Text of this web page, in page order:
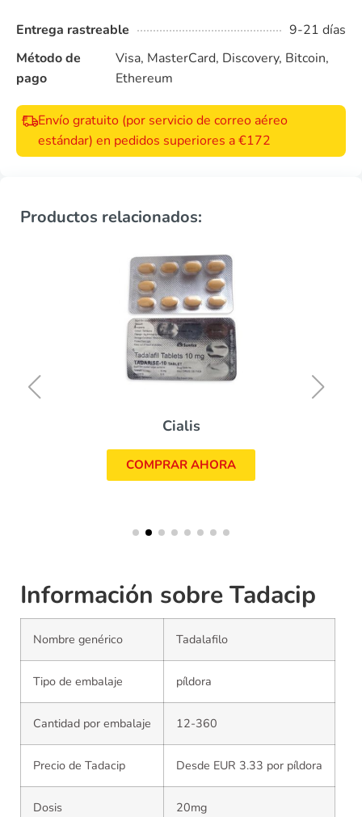
Entrega rastreable
9-21 días
Método de
pago
Visa, MasterCard, Discovery, Bitcoin,
Ethereum
Envío gratuito (por servicio de correo aéreo
estándar) en pedidos superiores a €172
Productos relacionados:
Cialis
COMPRAR AHORA
Información sobre Tadacip
Nombre genérico Tadalafilo
Tipo de embalaje píldora
Cantidad por embalaje 12-360
Precio de Tadacip Desde EUR 3.33 por píldora
Dosis 20mg